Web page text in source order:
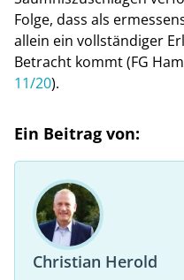
Folge, dass als
allein ein vollständiger
Betracht kommt (FG
11/20).
Ein Beitrag von:
Christian Herold